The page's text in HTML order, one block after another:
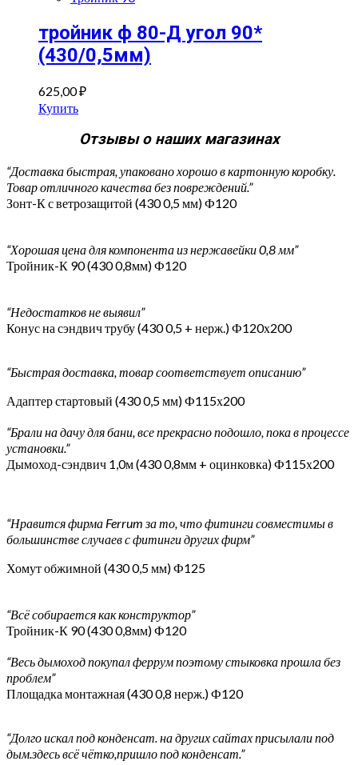
тройник ф 80-Д угол 90*
(430/0,5мм)
625,00₽
Купить
Отзывы о наших магазинах
“Доставка быстрая, упаковано хорошо в картонную коробку.
Товар отличного качества без повреждений.”
Зонт-К с ветрозащитой (430 0,5 мм) Ф120
“Хорошая цена для компонента из нержавейки 0,8 мм”
Тройник-К 90 (430 0,8мм) Ф120
“Недостатков не выявил”
Конус на сэндвич трубу (430 0,5 + нерж.) Ф120х200
“Быстрая доставка, товар соответствует описанию”
Адаптер стартовый (430 0,5 мм) Ф115х200
“Брали на дачу для бани, все прекрасно подошло, пока в процессе
установки.”
Дымоход-сэндвич 1,0м (430 0,8мм + оцинковка) Ф115х200
“Нравится фирма Ferrum за то, что фитинги совместимы в
большинстве случаев с фитинги других фирм”
Хомут обжимной (430 0,5 мм) Ф125
“Всё собирается как конструктор”
Тройник-К 90 (430 0,8мм) Ф120
“Весь дымоход покупал феррум поэтому стыковка прошла без
проблем”
Площадка монтажная (430 0,8 нерж.) Ф120
“Долго искал под конденсат. на других сайтах присылали под
дым.здесь всё чётко,пришло под конденсат.”